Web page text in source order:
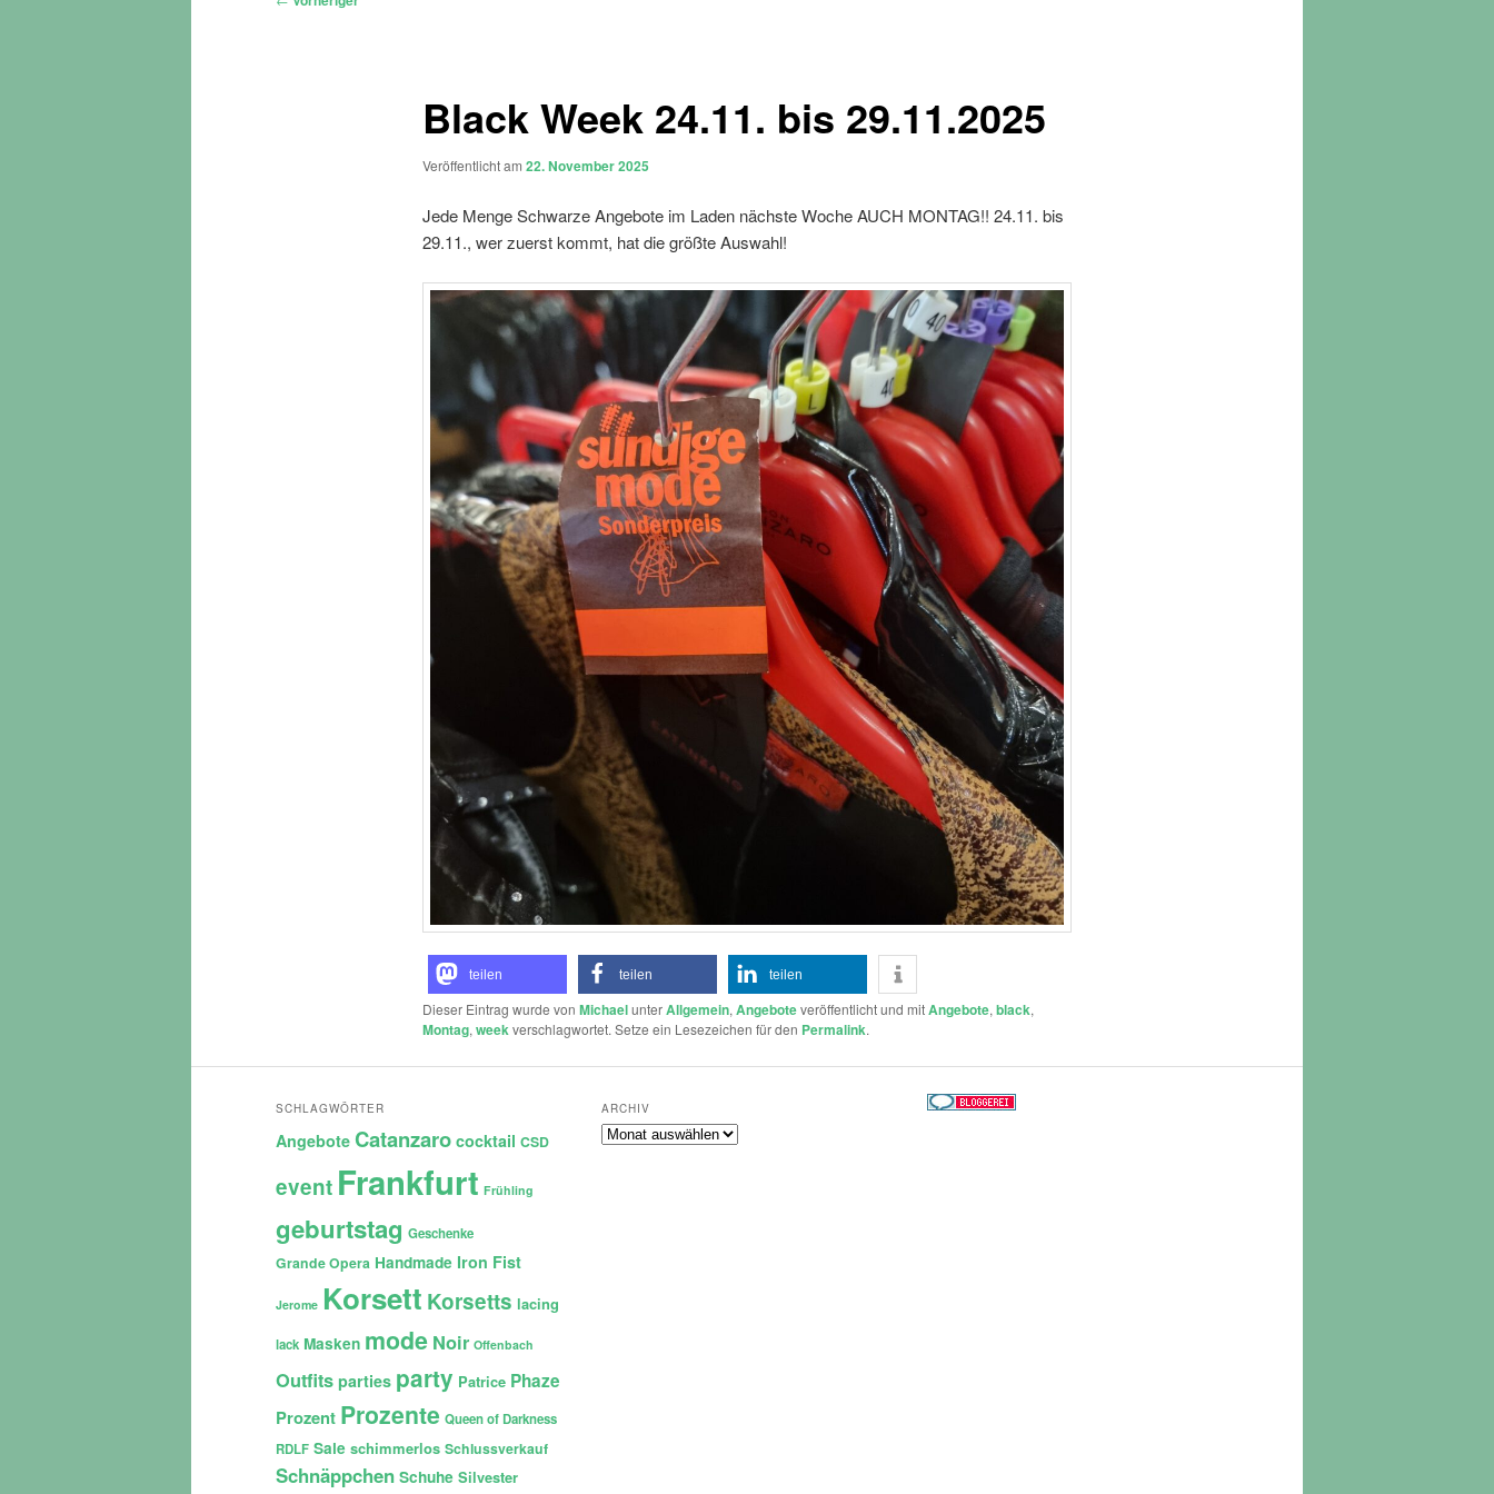
Black Week 24.11. bis 29.11.2025
Veröffentlicht am 22. November 2025
Jede Menge Schwarze Angebote im Laden nächste Woche AUCH MONTAG!! 24.11. bis
29.11., wer zuerst kommt, hat die größte Auswahl!
teilen teilen teilen
Dieser Eintrag wurde von MichaelunterAllgemein, Angeboteveröffentlicht und mitAngebote, black,
Montag, weekverschlagwortet. Setze ein Lesezeichen für den Permalink.
SCHLAGWÖRTER
Angebote Catanzaro cocktail CSD
event Frankfurt Frühling
geburtstag Geschenke
Grande Opera Handmade Iron Fist
Jerome Korsett Korsetts lacing
lack Masken mode Noir Offenbach
Outfits parties party Patrice Phaze
Prozent Prozente Queen of Darkness
RDLF Sale schimmerlos Schlussverkauf
Schnäppchen Schuhe Silvester
ARCHIV
Archiv